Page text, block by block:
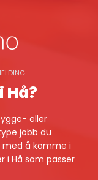
Hå?
eller
jobb du
å komme i
i Hå som passer